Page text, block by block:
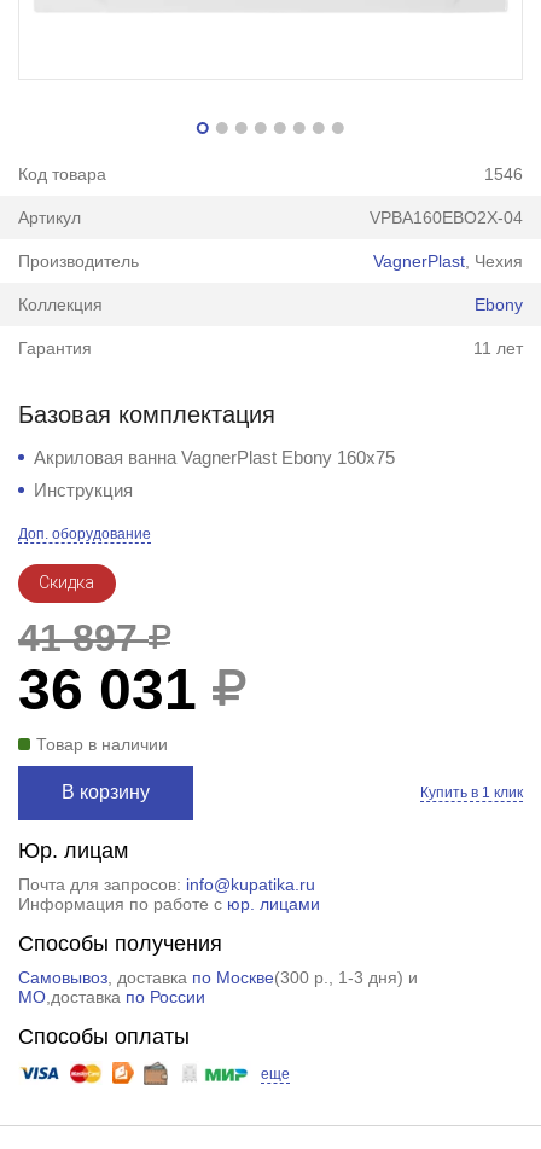
Код товара 1546
Артикул VPBA160EBO2X-04
Производитель VagnerPlast , Чехия
Коллекция Ebony
Гарантия 11 лет
Базовая комплектация
Акриловая ванна VagnerPlast Ebony 160x75
Инструкция
Доп. оборудование
Скидка
41 897
36 031
Товар в наличии
В корзину Купить в 1 клик
Юр. лицам
Почта для запросов: info@kupatika.ru
Информация по работе с юр. лицами
Способы получения
Самовывоз, доставка по Москве(300 р.
, 1-3 дня) и
МО,доставка по России
Способы оплаты
еще